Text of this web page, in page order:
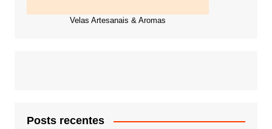
Velas Artesanais & Aromas
Posts recentes